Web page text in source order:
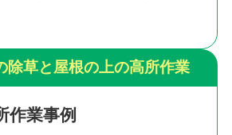
除草と屋根の上の高所作業
作業事例